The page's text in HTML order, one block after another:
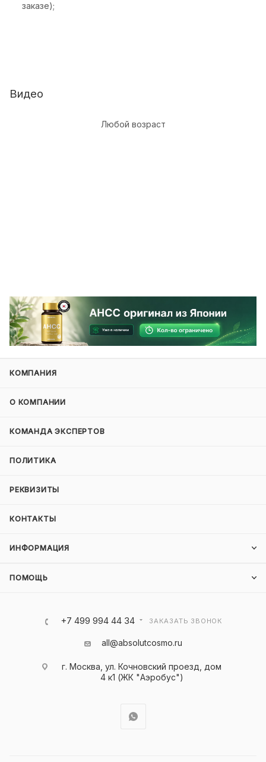
заказе);
Видео
Любой возраст
КОМПАНИЯ
О КОМПАНИИ
КОМАНДА ЭКСПЕРТОВ
ПОЛИТИКА
РЕКВИЗИТЫ
КОНТАКТЫ
ИНФОРМАЦИЯ
ПОМОЩЬ
+7 499 994 44 34 ЗАКАЗАТЬ ЗВОНОК
all@absolutcosmo.ru
г. Москва, ул. Кочновский проезд, дом
4 к1 (ЖК "Аэробус")